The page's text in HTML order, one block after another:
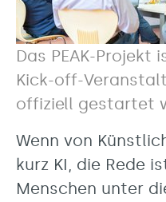
Das PEAK-Projekt
Kick-off-
offiziell gestartet
Wenn von
kurz KI, die Rede
Menschen unter